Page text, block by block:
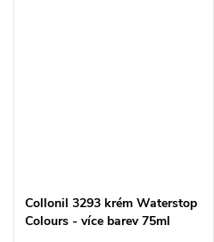
Collonil 3293 krém Waterstop
Colours - více barev 75ml